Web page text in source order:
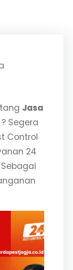
Jasa
? Segera
Control
24